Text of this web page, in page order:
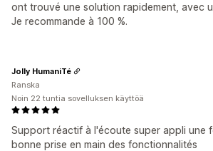
ont trouvé une solution rapidement, avec
Je recommande à 100 %.
Support réactif à l'écoute super appli une
bonne prise en main des fonctionnalités
Jolly HumaniTé
Ranska
Noin 22 tuntia sovelluksen käyttöä